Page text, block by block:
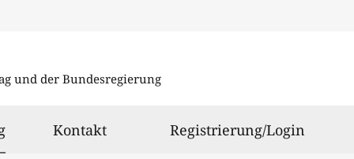
und der Bundesregierung
ausgewählt
Kontakt Registrierung/Login